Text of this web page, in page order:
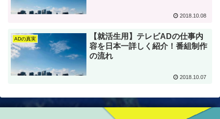
2018.10.08
ADの真実
【就活生用】テレビADの仕事内
容を日本一詳しく紹介！番組制作
の流れ
2018.10.07